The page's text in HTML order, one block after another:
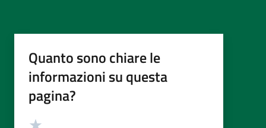
Quanto sono chiare le
informazioni su questa
pagina?
Valutazione